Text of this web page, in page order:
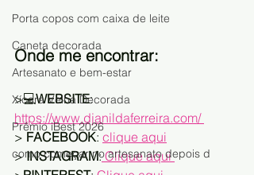
Porta copos com caixa de leite
Caneta decorada
Artesanato e bem-estar
Xícara Velha Decorada
Prêmio iBest 2026
como começar no artesanato depois d
Onde me encontrar:
>💻WEBSITE:
https://www.djanildaferreira.com/
> FACEBOOK: clique aqui
> INSTAGRAM: Clique aqui